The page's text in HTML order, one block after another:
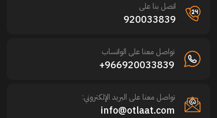
اتصل بنا على
920033839
تواصل معنا على الواتساب
966920033839+
تواصل معنا على البريد الإلكتروني:
info@otlaat.com